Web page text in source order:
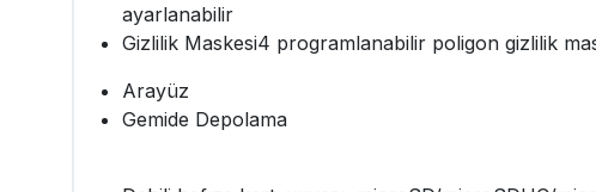
ayarlanabilir
Gizlilik Maskesi4 programlanabilir poligon gizlilik
Arayüz
Gemide Depolama